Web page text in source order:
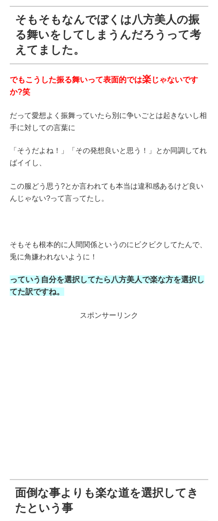
そもそもなんでぼくは八方美人の振
る舞いをしてしまうんだろうって考
えてました。
でもこうした振る舞いって表面的では楽じゃないです
か?笑
だって愛想よく振舞っていたら別に争いごとは起きないし相
手に対しての言葉に
「そうだよね！」「その発想良いと思う！」とか同調してれ
ばイイし、
この服どう思う?とか言われても本当は違和感あるけど良い
んじゃない?って言ってたし。
そもそも根本的に人間関係というのにビクビクしてたんで、
兎に角嫌われないように！
っていう自分を選択してたら八方美人で楽な方を選択し
てた訳ですね。
スポンサーリンク
面倒な事よりも楽な道を選択してき
たという事